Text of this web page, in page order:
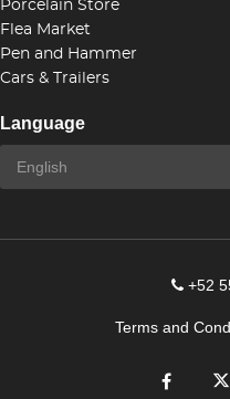
Porcelain Store
Flea Market
Pen and Hammer
Cars & Trailers
Language
+52
Terms and